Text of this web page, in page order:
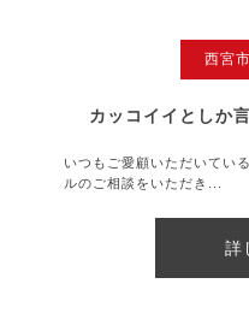
西宮
カッコイイとしか
いつもご愛顧いただいてい
ルのご相談をいただき...
詳